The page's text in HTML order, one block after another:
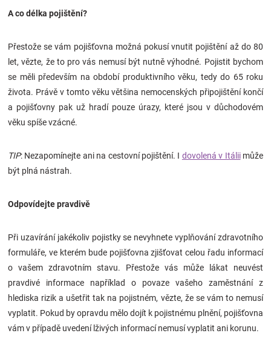
A co délka pojištění?
Přestože se vám pojišťovna možná pokusí vnutit pojištění až do 80
let, vězte, že to pro vás nemusí být nutně výhodné. Pojistit bychom
se měli především na období produktivního věku, tedy do 65 roku
života. Právě v tomto věku většina nemocenských připojištění končí
a pojišťovny pak už hradí pouze úrazy, které jsou v důchodovém
věku spíše vzácné.
TIP: Nezapomínejte ani na cestovní pojištění. I dovolená v Itáliimůže
být plná nástrah.
Odpovídejte pravdivě
Při uzavírání jakékoliv pojistky se nevyhnete vyplňování zdravotního
formuláře, ve kterém bude pojišťovna zjišťovat celou řadu informací
o vašem zdravotním stavu. Přestože vás může lákat neuvést
pravdivé informace například o povaze vašeho zaměstnání z
hlediska rizik a ušetřit tak na pojistném, vězte, že se vám to nemusí
vyplatit. Pokud by opravdu mělo dojít k pojistnému plnění, pojišťovna
vám v případě uvedení lživých informací nemusí vyplatit ani korunu.